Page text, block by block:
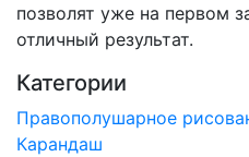
позволят уже на первом
отличный результат.
Категории
Правополушарное
Карандаш